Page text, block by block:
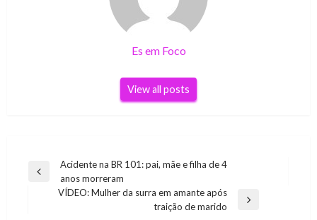
Es em Foco
View all posts
Navegação
Previous
Acidente na BR 101: pai, mãe e filha de 4
anos morreram
VÍDEO: Mulher da surra em amante após
traição de marido